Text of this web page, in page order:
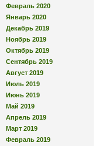
Февраль 2020
Январь 2020
Декабрь 2019
Ноябрь 2019
Октябрь 2019
Сентябрь 2019
Август 2019
Июль 2019
Июнь 2019
Май 2019
Апрель 2019
Март 2019
Февраль 2019